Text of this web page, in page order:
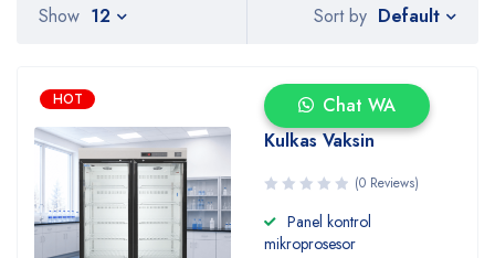
Sort by Default
Show 12
HOT
Chat WA
Kulkas Vaksin
(0 Reviews)
Panel kontrol
mikroprosesor